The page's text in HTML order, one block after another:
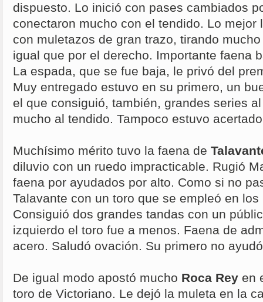
dispuesto. Lo inició con pases cambiados
conectaron mucho con el tendido. Lo mejor
con muletazos de gran trazo, tirando
igual que por el derecho. Importante faena
La espada, que se fue baja, le privó del
Muy entregado estuvo en su primero, un
el que consiguió, también, grandes series
mucho al tendido. Tampoco estuvo
Muchísimo mérito tuvo la faena de
diluvio con un ruedo impracticable. Rugió
faena por ayudados por alto. Como si no
Talavante con un toro que se empleó en
Consiguió dos grandes tandas con un
izquierdo el toro fue a menos. Faena de
acero. Saludó ovación. Su primero no
De igual modo apostó mucho Roca Rey en
toro de Victoriano. Le dejó la muleta en la